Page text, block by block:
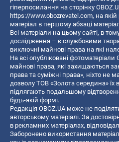
гіперпосилання на сторінку
https://www.obozrevatel.com, на
матеріал в першому абзаці
Всі матеріали на цьому сайті, в тому
дослідження – є службовими
виключні майнові права на які
На всі опубліковані
майнові права, які захищаються
права та суміжні права», ніхто не
дозволу ТОВ «Золота середина» їх
підлягають подальшому
будь-якій формі.
Редакція OBOZ.UA може не
авторському матеріалі. За
в рекламних матеріалах,
Заборонено використання